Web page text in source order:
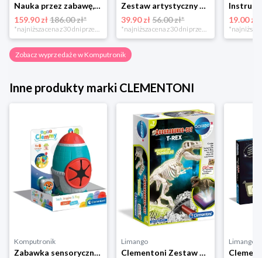
Nauka przez zabawę,zabawka edukacyjna,zabawka interaktywna Lexibook Globus Świecący Dzienny i Nocny PL LEXIBOOK
159.90 zł186.00 zł*
*najniższa cena z 30 dni przed obniżką
Zestaw artystyczny Clementoni Crazy chic Odjazdowe paznokcie 78771
39.90 zł 56.00 zł*
*najniższa cena z 30 dni przed obniżką
19.00 zł
Zobacz wyprzedaże w Komputronik
Inne produkty marki CLEMENTONI
Komputronik
Zabawka sensoryczna Clementoni Clemmy Rakieta Sensoryczna 17806
Limango
Clementoni Zestaw do wykopalisk Galileo "T-Rex" - 7+ rozmiar: onesize
Limango